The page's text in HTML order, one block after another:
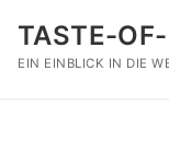
Inhalt
springen
TASTE-
EIN EINBLICK IN DIE